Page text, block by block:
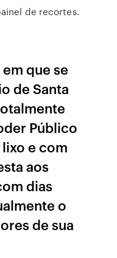
de recortes.
que se
de Santa
Público
e com
aos
dias
o
de sua